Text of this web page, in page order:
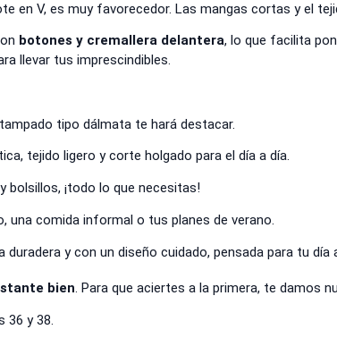
en V, es muy favorecedor. Las mangas cortas y el
botones y cremallera delantera, lo que facilita
llevar tus imprescindibles.
tipo dálmata te hará destacar.
tejido ligero y corte holgado para el día a día.
bolsillos, ¡todo lo que necesitas!
una comida informal o tus planes de verano.
duradera y con un diseño cuidado, pensada para tu día
bien. Para que aciertes a la primera, te damos
36 y 38.